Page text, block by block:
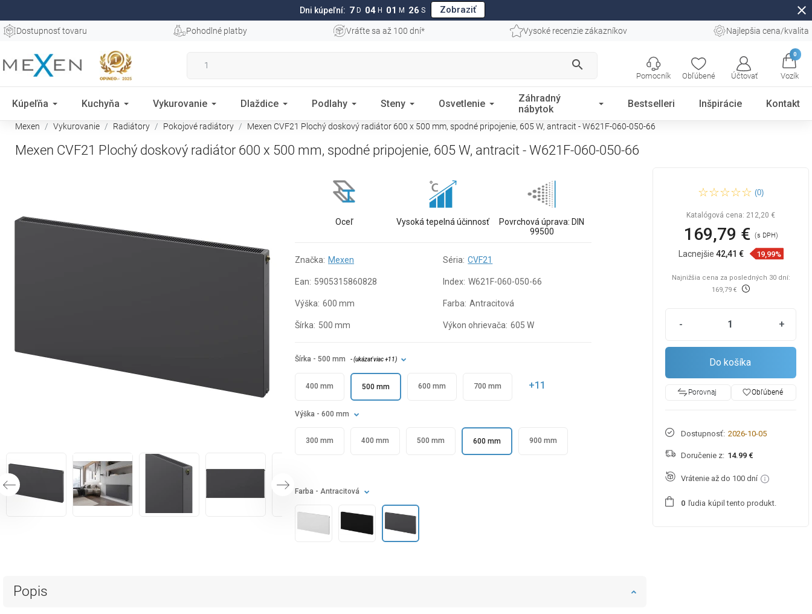
Dni kúpeľní: 7 D 04 H 01 M 25 S Zobraziť close
Dostupnosť tovaru Pohodlné platby Vráťte sa až 100 dní* Vysoké recenzie zákazníkov Najlepšia cena/kvalita
search
Obľúbené Účtovať
0
Vozík
Pomocník
Kúpeľňa Kuchyňa Vykurovanie Dlaždice Podlahy Steny Osvetlenie
Záhradný
nábytok
Bestselleri Inšpirácie Kontakt
Mexen Vykurovanie Radiátory Pokojové radiátory Mexen CVF21 Plochý doskový radiátor 600 x 500 mm, spodné pripojenie, 605 W, antracit - W621F-060-050-66
Mexen CVF21 Plochý doskový radiátor 600 x 500 mm, spodné pripojenie, 605 W, antracit - W621F-060-050-66
Oceľ Vysoká tepelná účinnosť
Povrchová úprava: DIN
99500
Značka: Mexen Séria: CVF21
Ean: 5905315860828 Index: W621F-060-050-66
Výška: 600 mm Farba: Antracitová
Šírka: 500 mm Výkon ohrievača: 605 W
Šírka - 500 mm - (ukázať viac+11)
400 mm 500 mm 600 mm 700 mm +11
Výška - 600 mm
300 mm 400 mm 500 mm 600 mm 900 mm
Farba - Antracitová
Popis
doskový radiátor 600 x 500
W, antracit - W621F-060-050-
66
(0)
Katalógová cena: 212,20 €
169,79 € (s DPH)
Lacnejšie42,41 € 19,99%
Najnižšia cena za posledných 30 dní:
169,79 €
- +
Do košíka
Porovnaj favorite_borderObľúbené
Dostupnosť: 2026-10-05
Doručenie z: 14.99 €
Vrátenie až do 100 dní
0 ľudia kúpil tento produkt.